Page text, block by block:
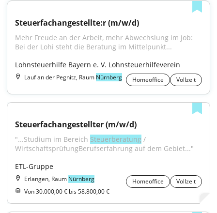
Steuerfachangestellte:r (m/w/d)
Mehr Freude an der Arbeit, mehr Abwechslung im Job:
Bei der Lohi steht die Beratung im Mittelpunkt...
Lohnsteuerhilfe Bayern e. V. Lohnsteuerhilfeverein
Lauf an der Pegnitz, Raum Nürnberg Homeoffice Vollzeit
Steuerfachangestellter (m/w/d)
"...Studium im Bereich Steuerberatung /
WirtschaftsprüfungBerufserfahrung auf dem Gebiet..."
ETL-Gruppe
Erlangen, Raum Nürnberg Homeoffice
Vollzeit
Von 30.000,00 € bis 58.800,00 €